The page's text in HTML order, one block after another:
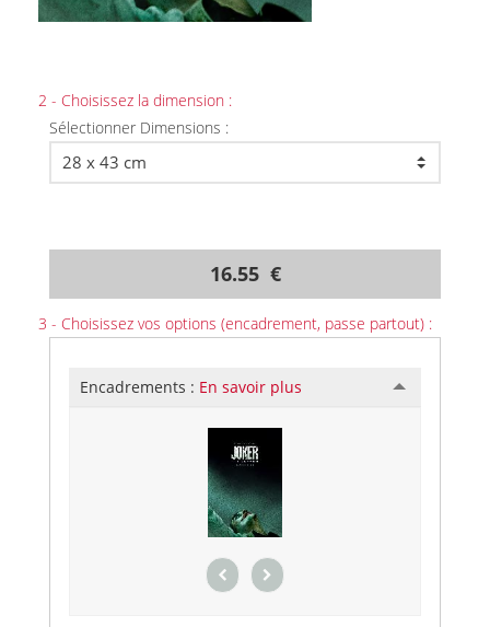
2 - Choisissez la dimension :
Sélectionner Dimensions :
16.55 €
3 - Choisissez vos options (encadrement, passe partout) :
Encadrements : En savoir plus